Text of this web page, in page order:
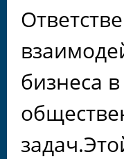
бизнеса